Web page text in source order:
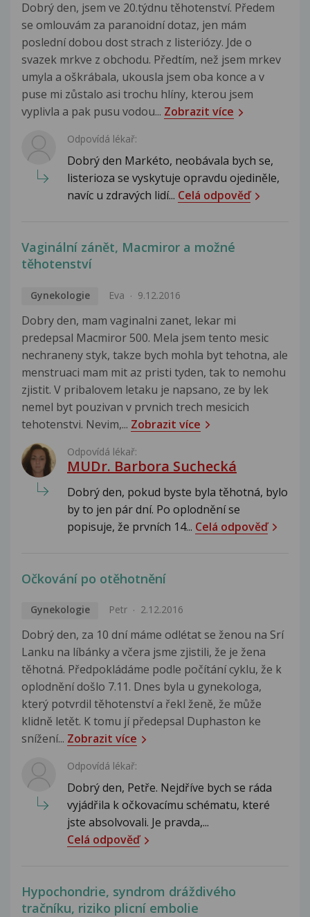
Dobrý den, jsem ve 20.týdnu těhotenství. Předem
se omlouvám za paranoidní dotaz, jen mám
poslední dobou dost strach z listeriózy. Jde o
svazek mrkve z obchodu. Předtím, než jsem mrkev
umyla a oškrábala, ukousla jsem oba konce a v
puse mi zůstalo asi trochu hlíny, kterou jsem
vyplivla a pak pusu vodou... Zobrazit více
Odpovídá lékař:
Dobrý den Markéto, neobávala bych se,
listerioza se vyskytuje opravdu ojediněle,
navíc u zdravých lidí... Celá odpověď
Vaginální zánět, Macmiror a možné
těhotenství
Gynekologie Eva 9.12.2016
Dobry den, mam vaginalni zanet, lekar mi
predepsal Macmiror 500. Mela jsem tento mesic
nechraneny styk, takze bych mohla byt tehotna, ale
menstruaci mam mit az pristi tyden, tak to nemohu
zjistit. V pribalovem letaku je napsano, ze by lek
nemel byt pouzivan v prvnich trech mesicich
tehotenstvi. Nevim,... Zobrazit více
Odpovídá lékař:
MUDr. Barbora Suchecká
Dobrý den, pokud byste byla těhotná, bylo
by to jen pár dní. Po oplodnění se
popisuje, že prvních 14... Celá odpověď
Očkování po otěhotnění
Gynekologie Petr 2.12.2016
Dobrý den, za 10 dní máme odlétat se ženou na Srí
Lanku na líbánky a včera jsme zjistili, že je žena
těhotná. Předpokládáme podle počítání cyklu, že k
oplodnění došlo 7.11. Dnes byla u gynekologa,
který potvrdil těhotenství a řekl ženě, že může
klidně letět. K tomu jí předepsal Duphaston ke
snížení... Zobrazit více
Odpovídá lékař:
Dobrý den, Petře. Nejdříve bych se ráda
vyjádřila k očkovacímu schématu, které
jste absolvovali. Je pravda,...
Celá odpověď
Hypochondrie, syndrom dráždivého
tračníku, riziko plicní embolie